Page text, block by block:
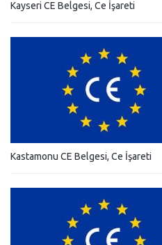
Kayseri CE Belgesi, Ce İşareti
Kastamonu CE Belgesi, Ce İşareti